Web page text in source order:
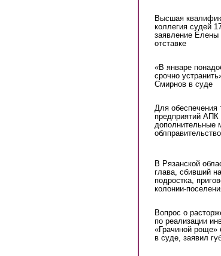
Высшая
коллегия судей
заявление Елены
отставке
«В январе
срочно
Смирнов в суде
Для обеспечения
предприятий АПК
дополнительные
облправительство
В Рязанской
глава, сбивший
подростка,
колонии-
Вопрос о
по реализации
«Грачиной роще»
в суде, заявил